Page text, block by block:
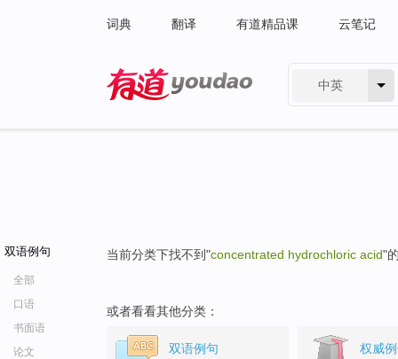
词典 翻译 有道精品课 云笔记
中英
双语例句
全部
口语
书面语
论文
当前分类下找不到"concentrated hydrochloric acid"
或者看看其他分类：
双语例句 权威